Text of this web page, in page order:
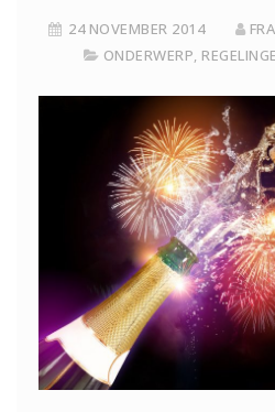
24 NOVEMBER 2014
ONDERWERP,